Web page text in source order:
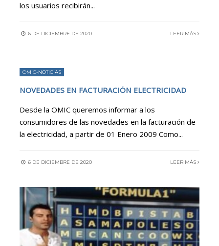
los usuarios recibirán...
6 DE DICIEMBRE DE 2020 LEER MÁS
OMIC-NOTICIAS
NOVEDADES EN FACTURACIÓN ELECTRICIDAD
Desde la OMIC queremos informar a los
consumidores de las novedades en la facturación de
la electricidad, a partir de 01 Enero 2009 Como...
6 DE DICIEMBRE DE 2020 LEER MÁS